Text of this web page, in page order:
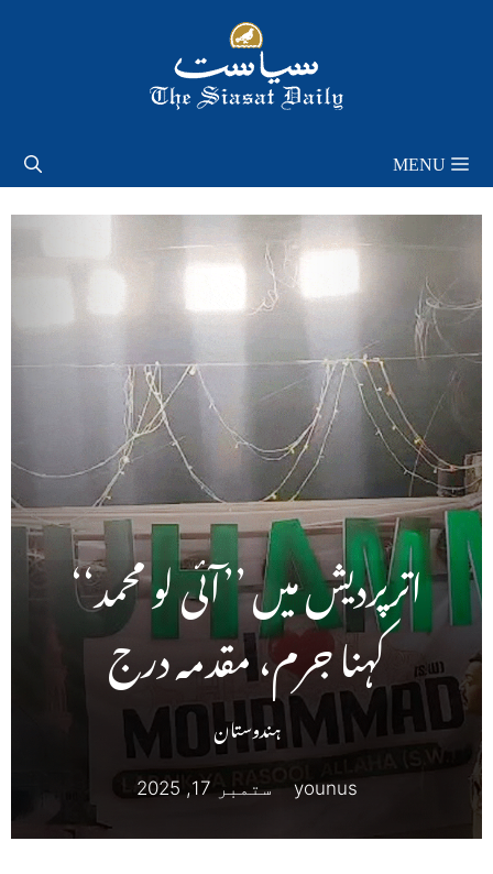
MENU
اترپردیش میں ’’آئی لو محمد‘‘
کہنا جرم، مقدمہ درج
ہندوستان
younus ستمبر 17, 2025